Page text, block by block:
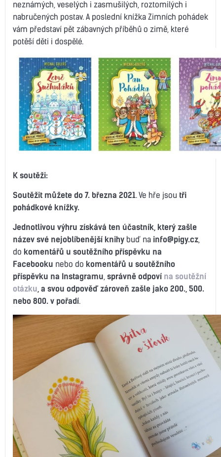
neznámých, veselých i zasmušilých, roztomilých i
nabručených postav. A poslední knížka Zimních pohádek
vám představí pět zábavných příběhů o zimě, které
potěší děti i dospělé.
K soutěži:
Soutěžit můžete do 7. března 2021. Ve hře jsou tři
pohádkové knížky.
Jednotlivou výhru získává ten účastník, který zašle
název své nejoblíbenější knihy buď na info@pigy.cz
do komentářů u soutěžního příspěvku na
Facebooku nebo do komentářů u soutěžního
příspěvku na Instagramu správně odpoví na soutěžní
otázku , a svou odpověď zároveň zašle jako 200., 500.
nebo 800. v pořadí.